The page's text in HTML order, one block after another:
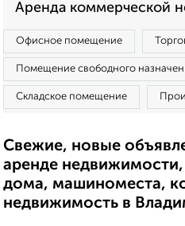
Аренда коммерческой
Офисное помещение
Помещение свободного
Складское помещение
Свежие, новые
аренде
дома, машиноместа,
недвижимость в